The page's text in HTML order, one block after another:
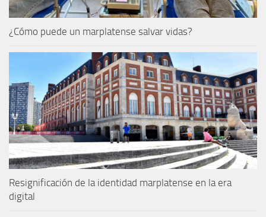
¿Cómo puede un marplatense salvar vidas?
Resignificación de la identidad marplatense en la era
digital